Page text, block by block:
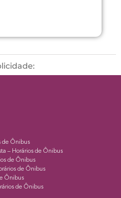
de Ônibus
– Horários de Ônibus
de Ônibus
de Ônibus
Ônibus
de Ônibus